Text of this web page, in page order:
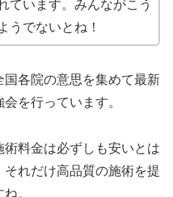
ています。みんながこう
うでないとね！
各院の意思を集めて最新
を行っています。
料金は必ずしも安いとは
れだけ高品質の施術を提
。